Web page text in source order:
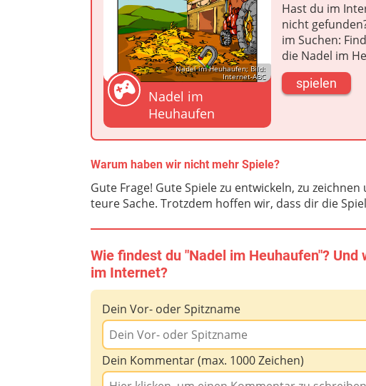
Nadel im Heuhaufen; Bild:
Internet-ABC
Nadel im
Heuhaufen
Hast du im
nicht
im Suchen:
die Nadel im
spielen
Warum haben wir nicht mehr Spiele?
Gute Frage! Gute Spiele zu entwickeln, zu
teure Sache. Trotzdem hoffen wir, dass dir die
Wie findest du "Nadel im Heuhaufen"?
im Internet?
Dein Vor- oder Spitzname
Dein Kommentar (max. 1000 Zeichen)